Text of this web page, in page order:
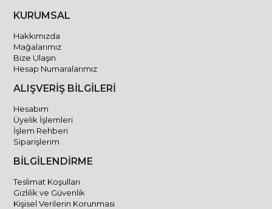
KURUMSAL
Hakkımızda
Mağalarımız
Bize Ulaşın
Hesap Numaralarımız
ALIŞVERİŞ BİLGİLERİ
Hesabım
Üyelik İşlemleri
İşlem Rehberi
Siparişlerim
BİLGİLENDİRME
Teslimat Koşulları
Gizlilik ve Güvenlik
Kişisel Verilerin Korunması